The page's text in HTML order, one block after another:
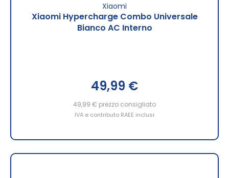
Xiaomi
Xiaomi Hypercharge Combo Universale
Bianco AC Interno
49,99 €
49,99 € prezzo consigliato
IVA e contributo RAEE inclusi